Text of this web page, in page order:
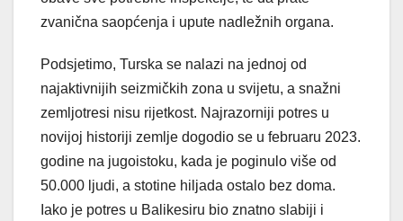
zvanična saopćenja i upute nadležnih organa.
Podsjetimo, Turska se nalazi na jednoj od
najaktivnijih seizmičkih zona u svijetu, a snažni
zemljotresi nisu rijetkost. Najrazorniji potres u
novijoj historiji zemlje dogodio se u februaru 2023.
godine na jugoistoku, kada je poginulo više od
50.000 ljudi, a stotine hiljada ostalo bez doma.
Iako je potres u Balikesiru bio znatno slabiji i